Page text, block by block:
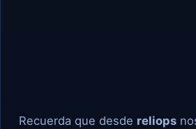
Recuerda que desde reliops